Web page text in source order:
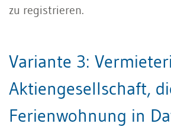
zu registrieren.
Variante 3:
Aktiengesellschaft,
Ferienwohnung in